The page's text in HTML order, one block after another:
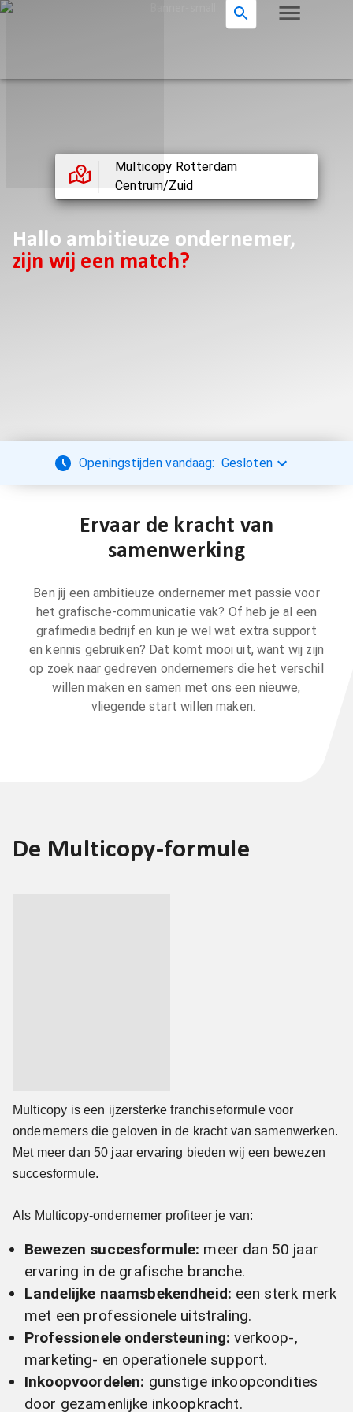
Multicopy Rotterdam
Centrum/Zuid
Hallo ambitieuze ondernemer,
zijn wij een match?
Openingstijden vandaag: Gesloten
Ervaar de kracht van
samenwerking
Ben jij een ambitieuze ondernemer met passie voor
het grafische-communicatie vak? Of heb je al een
grafimedia bedrijf en kun je wel wat extra support
en kennis gebruiken? Dat komt mooi uit, want wij zijn
op zoek naar gedreven ondernemers die het verschil
willen maken en samen met ons een nieuwe,
vliegende start willen maken.
De Multicopy-formule
Multicopy is een ijzersterke franchiseformule voor
ondernemers die geloven in de kracht van samenwerken.
Met meer dan 50 jaar ervaring bieden wij een bewezen
succesformule.
Als Multicopy-ondernemer profiteer je van:
Bewezen succesformule: meer dan 50 jaar
ervaring in de grafische branche.
Landelijke naamsbekendheid: een sterk merk
met een professionele uitstraling.
Professionele ondersteuning: verkoop-,
marketing- en operationele support.
Inkoopvoordelen: gunstige inkoopcondities
door gezamenlijke inkoopkracht.